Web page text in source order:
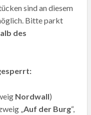
sind an diesem
Bitte parkt
des
Nordwall)
„ Auf der Burg“,